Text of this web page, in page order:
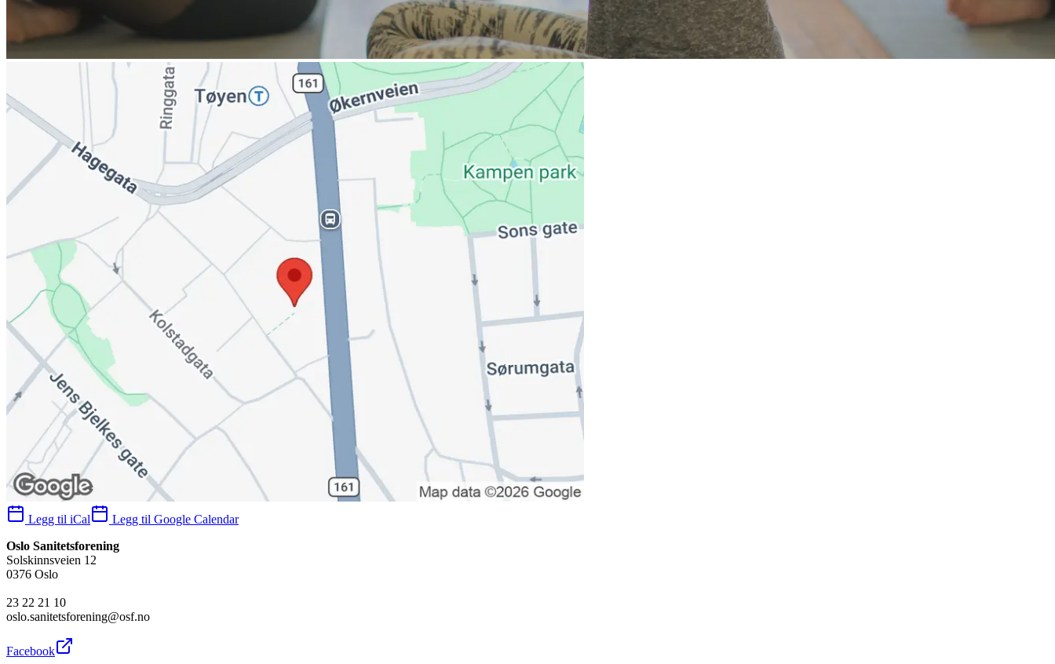
Legg til iCal
Legg til Google Calendar
Oslo Sanitetsforening
Solskinnsveien 12
0376 Oslo
23 22 21 10
oslo.sanitetsforening@osf.no
Facebook